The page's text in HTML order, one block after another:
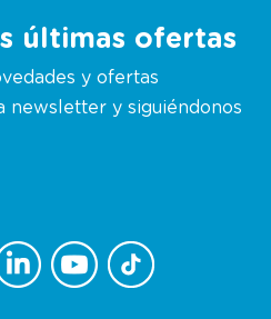
últimas ofertas
y ofertas
newsletter y siguiéndonos